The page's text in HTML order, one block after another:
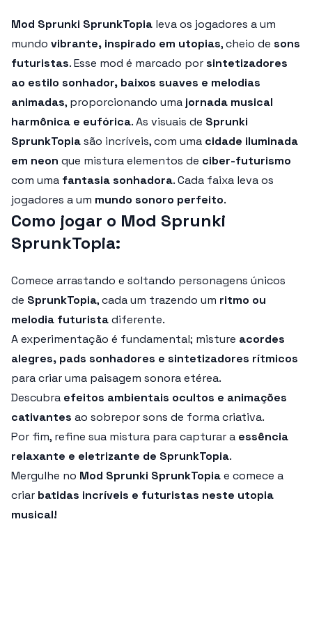
Mod Sprunki SprunkTopia leva os jogadores a um
mundo vibrante, inspirado em utopias, cheio de sons
futuristas. Esse mod é marcado porsintetizadores
ao estilo sonhador, baixos suaves e melodias
animadas, proporcionando uma jornada musical
harmônica e eufórica. As visuais de Sprunki
SprunkTopiasão incríveis, com uma cidade iluminada
em neon que mistura elementos de ciber-futurismo
com uma fantasia sonhadora. Cada faixa leva os
jogadores a um mundo sonoro perfeito.
Como jogar o Mod Sprunki
SprunkTopia:
Comece arrastando e soltando personagens únicos
de SprunkTopia, cada um trazendo um ritmo ou
melodia futuristadiferente.
A experimentação é fundamental; misture acordes
alegres, pads sonhadores e sintetizadores rítmicos
para criar uma paisagem sonora etérea.
Descubra efeitos ambientais ocultos e animações
cativantes ao sobrepor sons de forma criativa.
Por fim, refine sua mistura para capturar a essência
relaxante e eletrizante de SprunkTopia.
Mergulhe no Mod Sprunki SprunkTopiae comece a
criar batidas incríveis e futuristas neste utopia
musical!